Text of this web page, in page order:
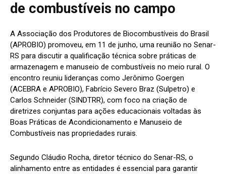
de combustíveis no campo
A Associação dos Produtores de Biocombustíveis do Brasil
(APROBIO) promoveu, em 11 de junho, uma reunião no Senar-
RS para discutir a qualificação técnica sobre práticas de
armazenagem e manuseio de combustíveis no meio rural. O
encontro reuniu lideranças como Jerônimo Goergen
(ACEBRA e APROBIO), Fabrício Severo Braz (Sulpetro) e
Carlos Schneider (SINDTRR), com foco na criação de
diretrizes conjuntas para ações educacionais voltadas às
Boas Práticas de Acondicionamento e Manuseio de
Combustíveis nas propriedades rurais.
Segundo Cláudio Rocha, diretor técnico do Senar-RS, o
alinhamento entre as entidades é essencial para garantir